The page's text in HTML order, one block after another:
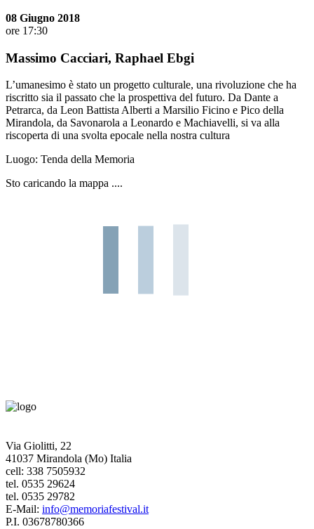
08 Giugno 2018
ore 17:30
Massimo Cacciari, Raphael Ebgi
L’umanesimo è stato un progetto culturale, una rivoluzione che ha
riscritto sia il passato che la prospettiva del futuro. Da Dante a
Petrarca, da Leon Battista Alberti a Marsilio Ficino e Pico della
Mirandola, da Savonarola a Leonardo e Machiavelli, si va alla
riscoperta di una svolta epocale nella nostra cultura
Luogo: Tenda della Memoria
Sto caricando la mappa ....
Via Giolitti, 22
41037 Mirandola (Mo) Italia
cell: 338 7505932
tel. 0535 29624
tel. 0535 29782
E-Mail: info@memoriafestival.it
P.I. 03678780366